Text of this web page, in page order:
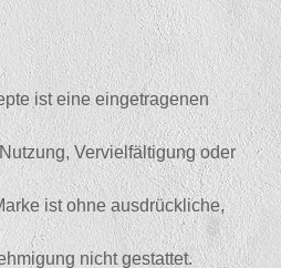
ist eine eingetragenen
Vervielfältigung oder
ist ohne ausdrückliche,
nicht gestattet.